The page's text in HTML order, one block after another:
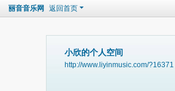
丽音音乐网 返回首页
小欣的个人空间
http://www.liyinmusic.com/?16371